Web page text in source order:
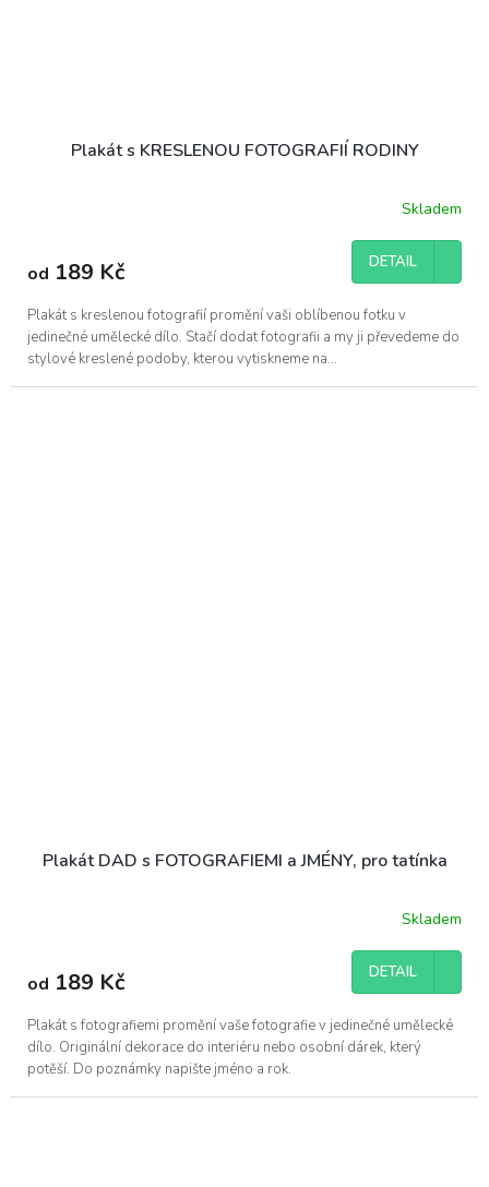
Plakát s KRESLENOU FOTOGRAFIÍ RODINY
Skladem
od 189 Kč DETAIL
Plakát s kreslenou fotografií promění vaši oblíbenou fotku v
jedinečné umělecké dílo. Stačí dodat fotografii a my ji převedeme do
stylové kreslené podoby, kterou vytiskneme na...
Plakát DAD s FOTOGRAFIEMI a JMÉNY, pro tatínka
Skladem
od 189 Kč DETAIL
Plakát s fotografiemi promění vaše fotografie v jedinečné umělecké
dílo. Originální dekorace do interiéru nebo osobní dárek, který
potěší. Do poznámky napište jméno a rok.